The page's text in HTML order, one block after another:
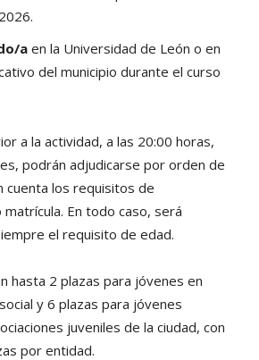
aen la Universidad de León o en
del municipio durante el curso
a la actividad, a las 20:00 horas,
podrán adjudicarse por orden de
cuenta los requisitos de
En todo caso, será
el requisito de edad.
hasta 2 plazas para jóvenes en
y 6 plazas para jóvenes
juveniles de la ciudad, con
por entidad.